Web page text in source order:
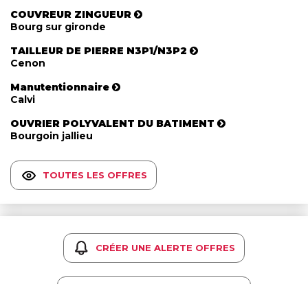
COUVREUR ZINGUEUR
Bourg sur gironde
TAILLEUR DE PIERRE N3P1/N3P2
Cenon
Manutentionnaire
Calvi
OUVRIER POLYVALENT DU BATIMENT
Bourgoin jallieu
TOUTES LES OFFRES
CRÉER UNE ALERTE OFFRES